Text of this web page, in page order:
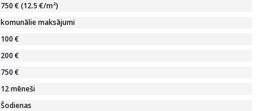
750 € (12.5 €/m²)
komunālie maksājumi
100 €
200 €
750 €
12 mēneši
Šodienas